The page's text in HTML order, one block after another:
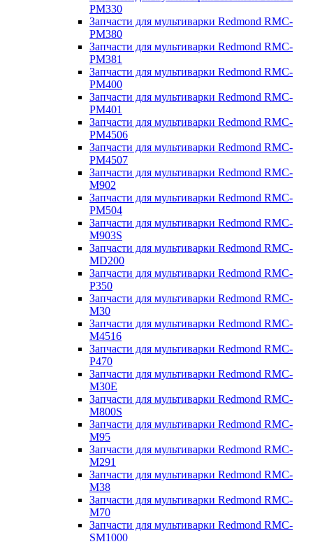
PM330
Запчасти для мультиварки Redmond RMC-
PM380
Запчасти для мультиварки Redmond RMC-
PM381
Запчасти для мультиварки Redmond RMC-
PM400
Запчасти для мультиварки Redmond RMC-
PM401
Запчасти для мультиварки Redmond RMC-
PM4506
Запчасти для мультиварки Redmond RMC-
PM4507
Запчасти для мультиварки Redmond RMC-
M902
Запчасти для мультиварки Redmond RMC-
PM504
Запчасти для мультиварки Redmond RMC-
M903S
Запчасти для мультиварки Redmond RMC-
MD200
Запчасти для мультиварки Redmond RMC-
P350
Запчасти для мультиварки Redmond RMC-
M30
Запчасти для мультиварки Redmond RMC-
M4516
Запчасти для мультиварки Redmond RMC-
P470
Запчасти для мультиварки Redmond RMC-
M30E
Запчасти для мультиварки Redmond RMC-
M800S
Запчасти для мультиварки Redmond RMC-
M95
Запчасти для мультиварки Redmond RMC-
M291
Запчасти для мультиварки Redmond RMC-
M38
Запчасти для мультиварки Redmond RMC-
M70
Запчасти для мультиварки Redmond RMC-
SM1000